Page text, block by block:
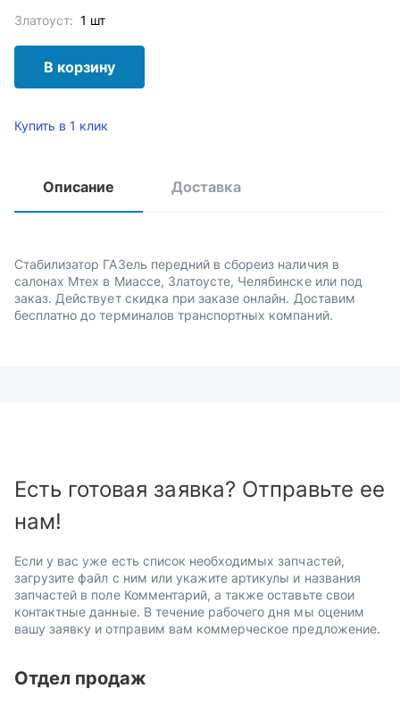
Златоуст: 1 шт
В корзину
Купить в 1 клик
Описание Доставка
Стабилизатор ГАЗель передний в сбореиз наличия в
салонах Мтех в Миассе, Златоусте, Челябинске или под
заказ. Действует скидка при заказе онлайн. Доставим
бесплатно до терминалов транспортных компаний.
Есть готовая заявка? Отправьте ее
нам!
Если у вас уже есть список необходимых запчастей,
загрузите файл с ним или укажите артикулы и названия
запчастей в поле Комментарий, а также оставьте свои
контактные данные. В течение рабочего дня мы оценим
вашу заявку и отправим вам коммерческое предложение.
Отдел продаж